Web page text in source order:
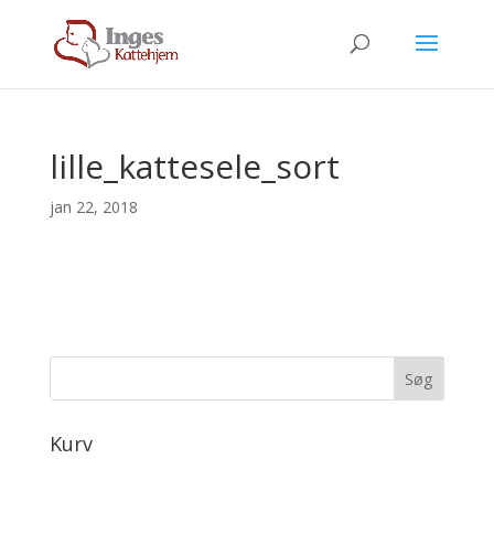
lille_kattesele_sort
jan 22, 2018
Kurv